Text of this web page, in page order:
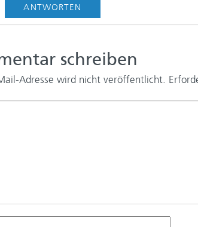
ANTWORTEN
schreiben
Adresse wird nicht veröffentlicht.